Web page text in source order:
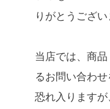
りがとうござい
当店では、商
るお問い合わせ
恐れ入ります